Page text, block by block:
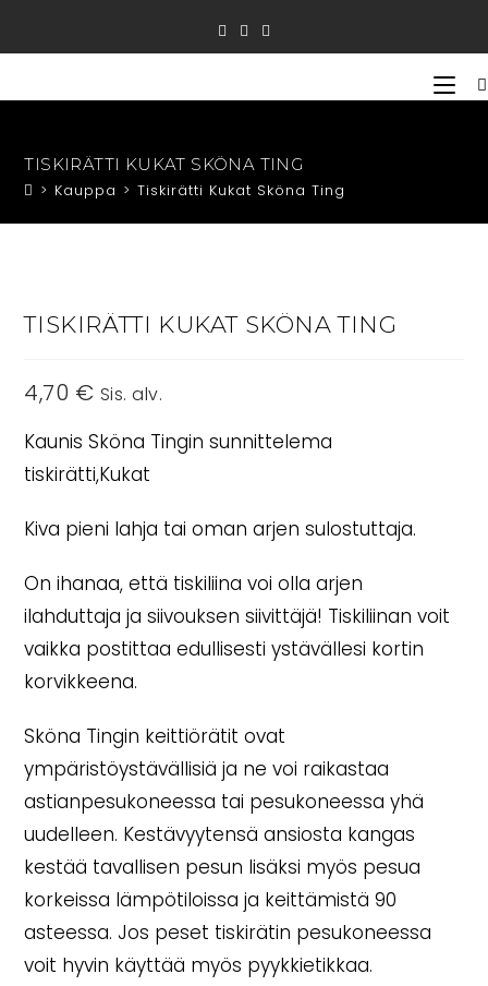
TISKIRÄTTI KUKAT SKÖNA TING
> Kauppa > Tiskirätti Kukat Sköna Ting
TISKIRÄTTI KUKAT SKÖNA TING
4,70 € Sis. alv.
Kaunis Sköna Tingin sunnittelema
tiskirätti,Kukat
Kiva pieni lahja tai oman arjen sulostuttaja.
On ihanaa, että tiskiliina voi olla arjen
ilahduttaja ja siivouksen siivittäjä! Tiskiliinan voit
vaikka postittaa edullisesti ystävällesi kortin
korvikkeena.
Sköna Tingin keittiörätit ovat
ympäristöystävällisiä ja ne voi raikastaa
astianpesukoneessa tai pesukoneessa yhä
uudelleen. Kestävyytensä ansiosta kangas
kestää tavallisen pesun lisäksi myös pesua
korkeissa lämpötiloissa ja keittämistä 90
asteessa. Jos peset tiskirätin pesukoneessa
voit hyvin käyttää myös pyykkietikkaa.